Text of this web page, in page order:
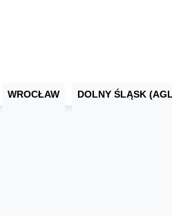
WROCŁAW DOLNY ŚLĄSK